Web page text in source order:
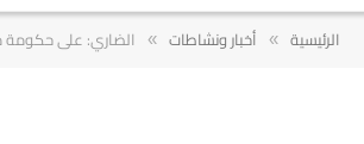
الرئيسية » أخبار ونشاطات » الضاري: على حكومة